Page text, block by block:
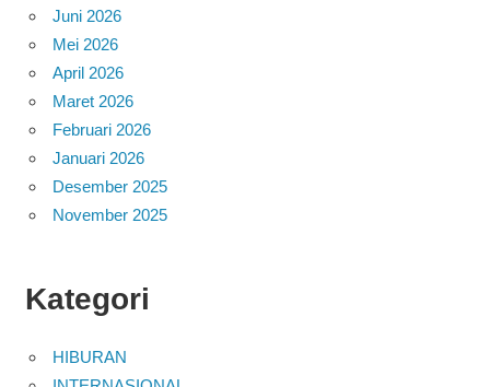
Juni 2026
Mei 2026
April 2026
Maret 2026
Februari 2026
Januari 2026
Desember 2025
November 2025
Kategori
HIBURAN